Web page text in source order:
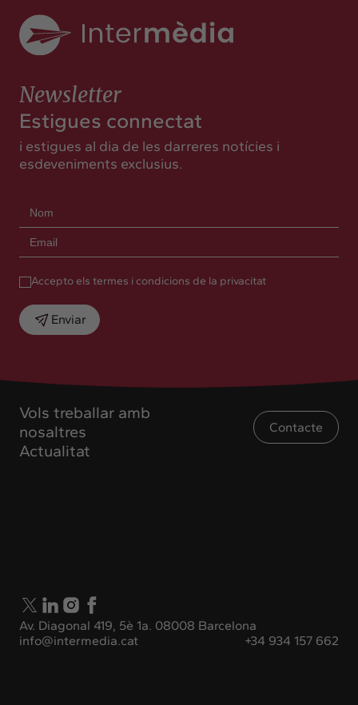
Vols treballar amb
nosaltres
Actualitat
Contacte
Av. Diagonal 419, 5è 1a. 08008 Barcelona
info@intermedia.cat
+34 934 157 662
Newsletter
Estigues connectat
i estigues al dia de les darreres notícies i
esdeveniments exclusius.
Accepto els termes i condicions de la privacitat
Enviar